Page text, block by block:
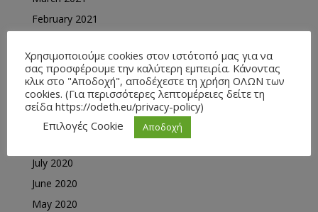
February 2021
December 2020
November 2020
October 2020
September 2020
July 2020
June 2020
May 2020
Χρησιμοποιούμε cookies στον ιστότοπό μας για να
σας προσφέρουμε την καλύτερη εμπειρία. Κάνοντας
κλικ στο "Αποδοχή", αποδέχεστε τη χρήση ΟΛΩΝ των
cookies. (Για περισσότερες λεπτομέρειες δείτε τη
σείδα https://odeth.eu/privacy-policy)
Επιλογές Cookie
Αποδοχή